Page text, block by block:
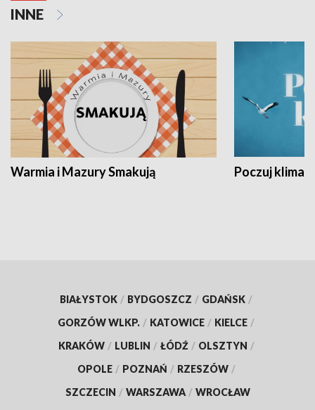
INNE
Warmia i Mazury Smakują Poczuj klimat
BIAŁYSTOK / BYDGOSZCZ / GDAŃSK /
GORZÓW WLKP. / KATOWICE / KIELCE /
KRAKÓW / LUBLIN / ŁÓDŹ / OLSZTYN /
OPOLE / POZNAŃ / RZESZÓW /
SZCZECIN / WARSZAWA / WROCŁAW